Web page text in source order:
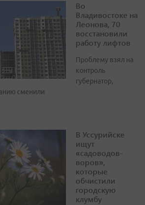
Во
Владивостоке на
Леонова, 70
восстановили
работу лифтов
Проблему взял на
контроль
губернатор,
сменили
В Уссурийске
ищут
«садоводов-
воров»,
которые
обчистили
городскую
клумбу